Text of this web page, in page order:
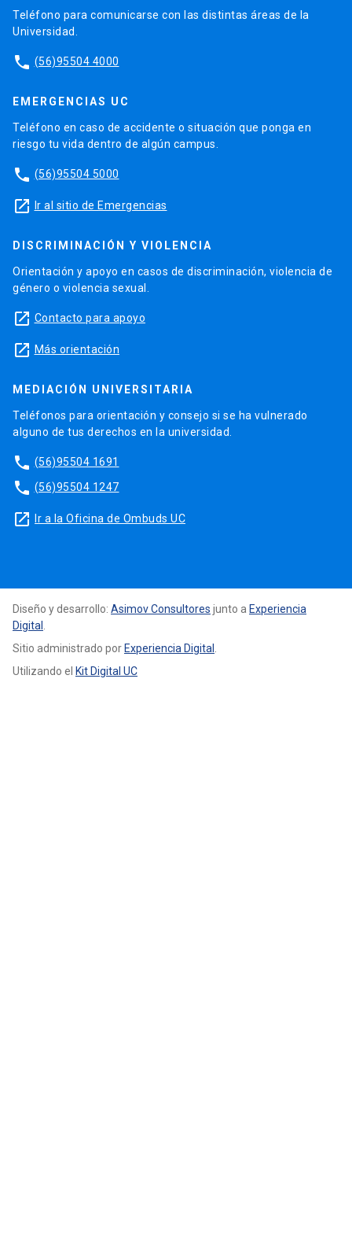
Teléfono para comunicarse con las distintas áreas de la
Universidad.
phone (56)95504 4000
EMERGENCIAS UC
Teléfono en caso de accidente o situación que ponga en
riesgo tu vida dentro de algún campus.
phone (56)95504 5000
launch Ir al sitio de Emergencias
DISCRIMINACIÓN Y VIOLENCIA
Orientación y apoyo en casos de discriminación, violencia de
género o violencia sexual.
launch Contacto para apoyo
launch Más orientación
MEDIACIÓN UNIVERSITARIA
Teléfonos para orientación y consejo si se ha vulnerado
alguno de tus derechos en la universidad.
phone (56)95504 1691
phone (56)95504 1247
launch Ir a la Oficina de Ombuds UC
Diseño y desarrollo: Asimov Consultores junto a Experiencia
Digital
Sitio administrado por Experiencia Digital
Utilizando el Kit Digital UC